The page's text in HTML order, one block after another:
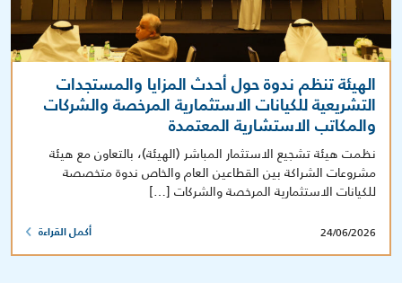
الهيئة تنظم ندوة حول أحدث المزايا والمستجدات
التشريعية للكيانات الاستثمارية المرخصة والشركات
والمكاتب الاستشارية المعتمدة
نظمت هيئة تشجيع الاستثمار المباشر (الهيئة)، بالتعاون مع هيئة
مشروعات الشراكة بين القطاعين العام والخاص ندوة متخصصة
للكيانات الاستثمارية المرخصة والشركات […]
24/06/2026 أكمل القراءة